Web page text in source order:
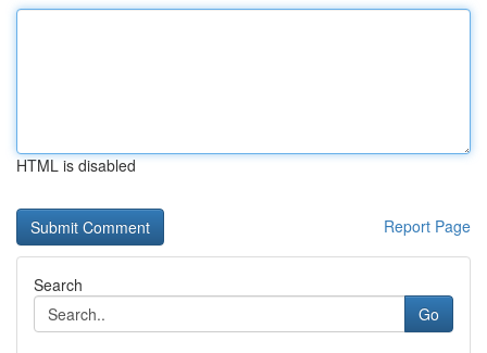
HTML is disabled
Report Page
Search
Go